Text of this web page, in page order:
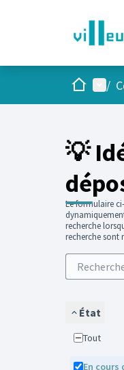
Accueil/
💡
Le formulaire
recherche
recherche sont
État
Tout
En